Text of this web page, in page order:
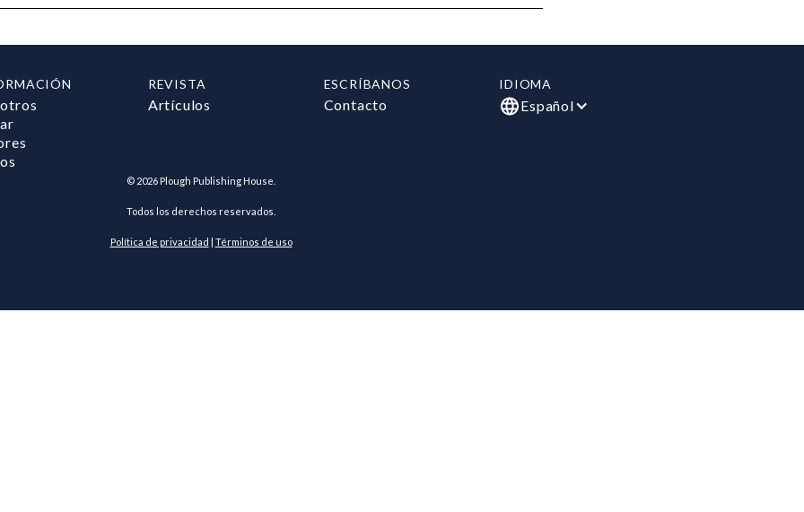
REVISTA
Artículos
ESCRÍBANOS
Contacto
IDIOMA
Español
© 2026 Plough Publishing House.
Todos los derechos reservados.
Política de privacidad | Términos de uso